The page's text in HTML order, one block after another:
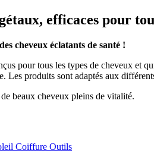
efficaces pour
cheveux éclatants de santé !
pour tous les types de cheveux et
Les produits sont adaptés aux
beaux cheveux pleins de vitalité.
Coiffure Outils